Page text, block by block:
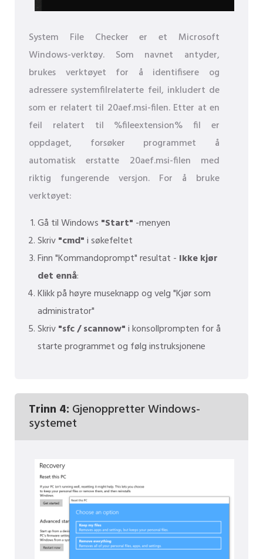
System File Checker er et Microsoft
Windows-verktøy. Som navnet antyder,
brukes verktøyet for å identifisere og
adressere systemfilrelaterte feil, inkludert de
som er relatert til 20aef.msi-filen. Etter at en
feil relatert til %fileextension% fil er
oppdaget, forsøker programmet å
automatisk erstatte 20aef.msi-filen med
riktig fungerende versjon. For å bruke
verktøyet:
Gå til Windows "Start" -menyen
Skriv"cmd"i søkefeltet
Finn "Kommandoprompt" resultat - Ikke kjør
det ennå:
Klikk på høyre museknapp og velg "Kjør som
administrator"
Skriv"sfc / scannow"i konsollprompten for å
starte programmet og følg instruksjonene
Trinn 4: Gjenoppretter Windows-
systemet